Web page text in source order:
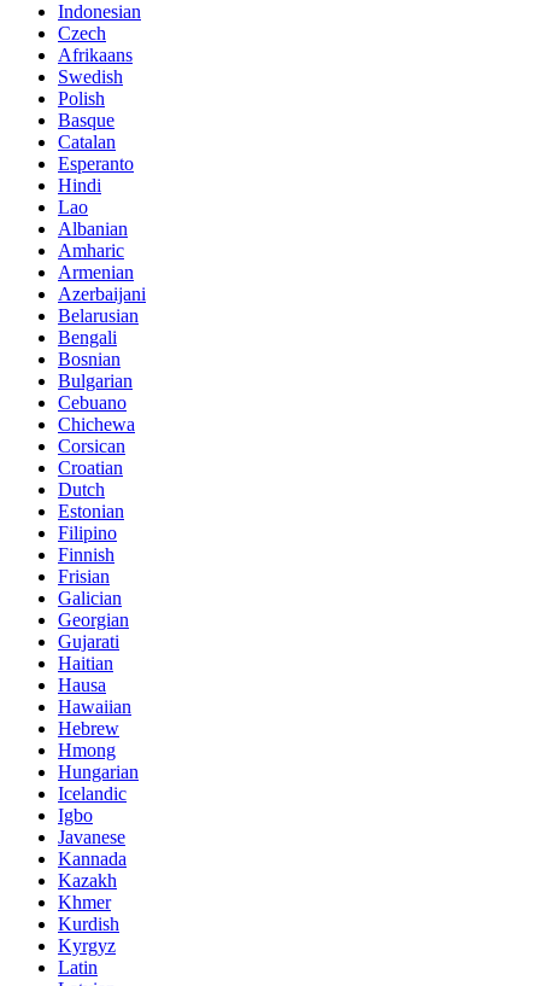
Indonesian
Czech
Afrikaans
Swedish
Polish
Basque
Catalan
Esperanto
Hindi
Lao
Albanian
Amharic
Armenian
Azerbaijani
Belarusian
Bengali
Bosnian
Bulgarian
Cebuano
Chichewa
Corsican
Croatian
Dutch
Estonian
Filipino
Finnish
Frisian
Galician
Georgian
Gujarati
Haitian
Hausa
Hawaiian
Hebrew
Hmong
Hungarian
Icelandic
Igbo
Javanese
Kannada
Kazakh
Khmer
Kurdish
Kyrgyz
Latin